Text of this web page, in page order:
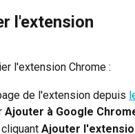
l'extension
l'extension Chrome :
de l'extension depuis
Ajouter à Google
Ajouter